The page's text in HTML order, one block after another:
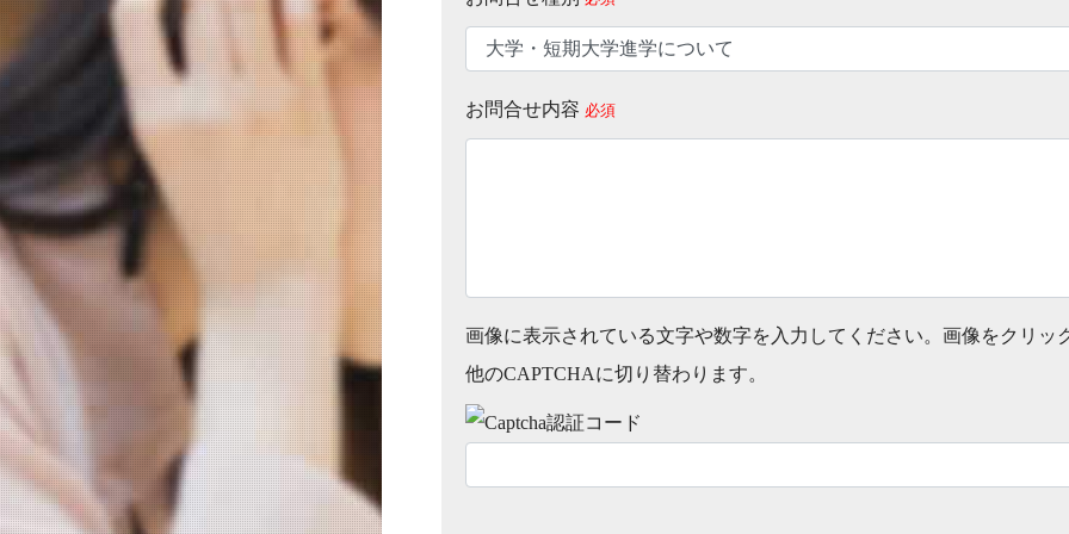
お問合せ内容 必須
画像に表示されている文字や数字を入力してください。画像をクリッ
他のCAPTCHAに切り替わります。